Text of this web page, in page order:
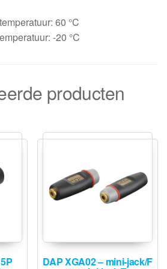
60 °C
-20 °C
producten
DAP XGA02 – mini-jack/F